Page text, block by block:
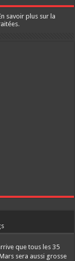
savoir plus sur la
.
que tous les 35
sera aussi grosse